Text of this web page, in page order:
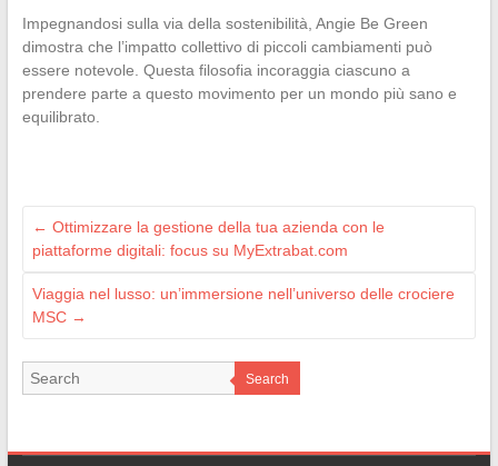
Impegnandosi sulla via della sostenibilità, Angie Be Green
dimostra che l’impatto collettivo di piccoli cambiamenti può
essere notevole. Questa filosofia incoraggia ciascuno a
prendere parte a questo movimento per un mondo più sano e
equilibrato.
← Ottimizzare la gestione della tua azienda con le
piattaforme digitali: focus su MyExtrabat.com
Viaggia nel lusso: un’immersione nell’universo delle crociere
MSC →
Search